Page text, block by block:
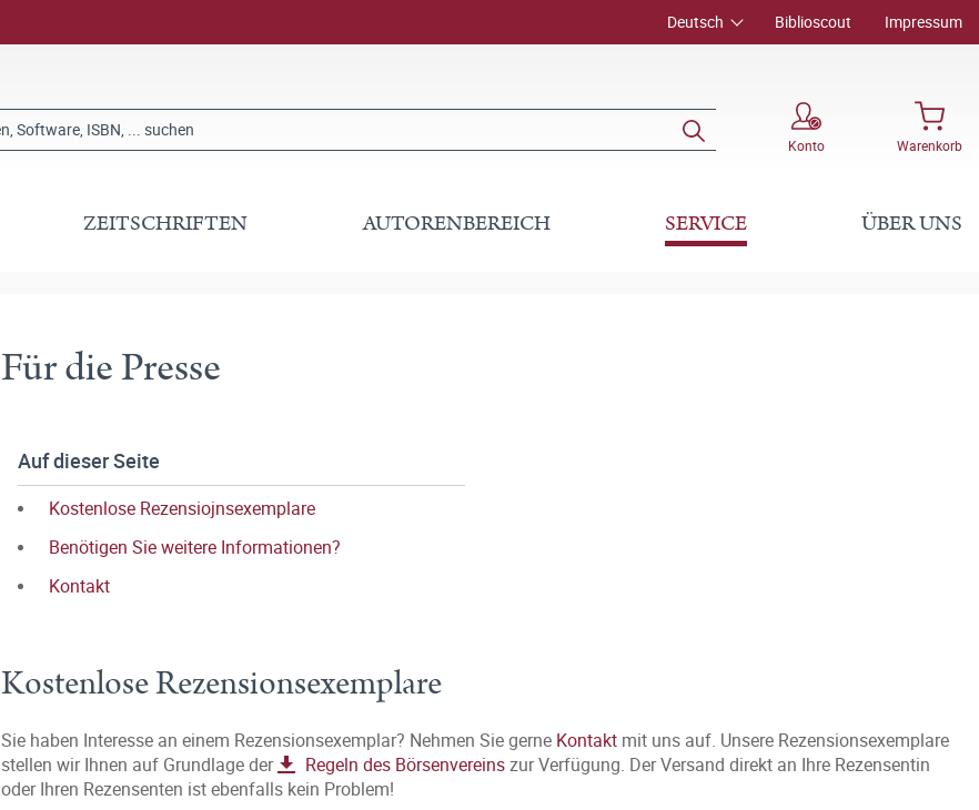
Deutsch Biblioscout Impressum
Konto Warenkorb
ZEITSCHRIFTEN AUTORENBEREICH SERVICE ÜBER UNS
Für die Presse
Auf dieser Seite
Kostenlose Rezensiojnsexemplare
Benötigen Sie weitere Informationen?
Kontakt
Kostenlose Rezensionsexemplare
Sie haben Interesse an einem Rezensionsexemplar? Nehmen Sie gerne Kontakt mit uns auf. Unsere Rezensionsexemplare
stellen wir Ihnen auf Grundlage der
Regeln des Börsenvereinszur Verfügung. Der Versand direkt an Ihre Rezensentin
oder Ihren Rezensenten ist ebenfalls kein Problem!